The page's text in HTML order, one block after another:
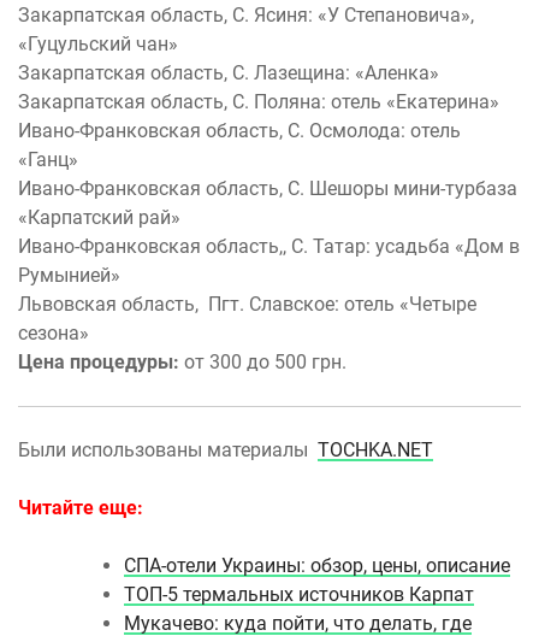
Закарпатская область, С. Ясиня: «У Степановича»,
«Гуцульский чан»
Закарпатская область, С. Лазещина: «Аленка»
Закарпатская область, С. Поляна: отель «Екатерина»
Ивано-Франковская область, С. Осмолода: отель
«Ганц»
Ивано-Франковская область, С. Шешоры мини-турбаза
«Карпатский рай»
Ивано-Франковская область,, С. Татар: усадьба «Дом в
Румынией»
Львовская область, Пгт. Славское: отель «Четыре
сезона»
Цена процедуры: от 300 до 500 грн.
Были использованы материалы TOCHKA.NET
Читайте еще:
СПА-отели Украины: обзор, цены, описание
ТОП-5 термальных источников Карпат
Мукачево: куда пойти, что делать, где